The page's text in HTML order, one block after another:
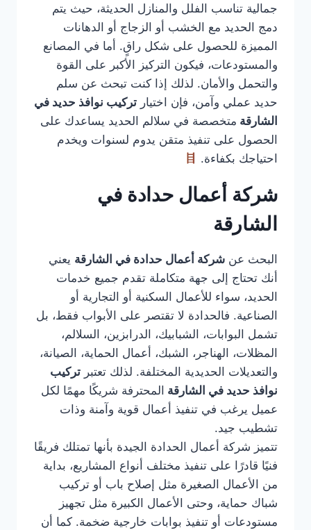
جمالية تناسب الفلل والمنازل الحديثة، حيث يتم
دمج الحديد مع الخشب أو الزجاج أو الدهانات
المميزة للحصول على شكل راقٍ. أما في المصانع
والمستودعات، فيكون التركيز الأكبر على القوة
والتحمل والأمان. لذلك إذا كنت تبحث عن سلم
حديد عملي وآمن، فإن اختيار تركيب نوافذ حديد في
الشارقة متخصصة في سلالم الحديد يساعدك على
الحصول على تنفيذ متقن يدوم لسنوات ويخدم
احتياجك بكفاءة.
شركة أعمال حدادة في
الشارقة
البحث عن شركة أعمال حدادة في الشارقة يعني
أنك تحتاج إلى جهة متكاملة تقدم جميع خدمات
الحديد، سواء للأعمال السكنية أو التجارية أو
الصناعية. فالحدادة لا تقتصر على الأبواب فقط، بل
تشمل البوابات، الشبابيك، الدرابزين، السلالم،
المظلات، الهناجر، الشبك، أعمال الحماية، الصيانة،
والتعديلات الحديدية المختلفة. لذلك تعتبر تركيب
نوافذ حديد في الشارقة المحترفة شريكًا مهمًا لكل
عميل يرغب في تنفيذ أعمال قوية وآمنة وذات
تشطيب جيد.
تتميز شركة أعمال الحدادة الجيدة بأنها تمتلك فريقًا
فنيًا قادرًا على تنفيذ مختلف أنواع المشاريع، بداية
من الأعمال الصغيرة مثل إصلاح باب أو تركيب
شباك حماية، وحتى الأعمال الكبيرة مثل تجهيز
مستودعات أو تنفيذ بوابات خارجية ضخمة. كما أن